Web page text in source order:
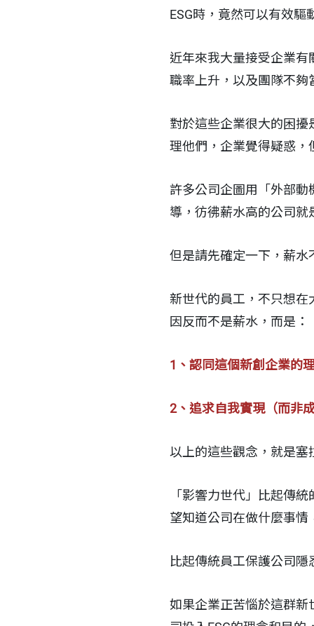
ESG時，竟然可以有效
近年來我大量接受企業
職率上升，以及團隊不
對於這些企業很大的困
理他們，企業覺得疑惑
許多公司企圖用「外部
導，彷彿薪水高的公司就
但是請先確定一下，薪
新世代的員工，不只想
因反而不是薪水，而是：
1、認同這個新創企業的
2、追求自我實現（而非
以上的這些觀念，就是
「影響力世代」比起傳
望知道公司在做什麼事
比起傳統員工保護公司
如果企業正苦惱於這群